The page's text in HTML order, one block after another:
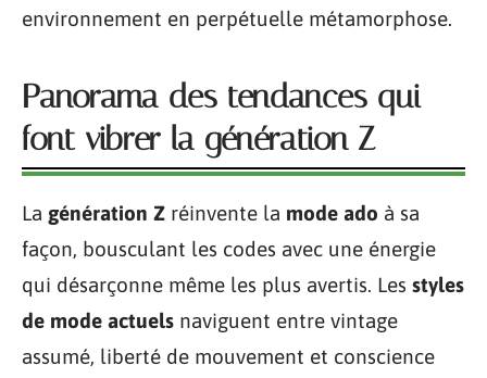
environnement en perpétuelle métamorphose.
Panorama des tendances qui
font vibrer la génération Z
La génération Z réinvente la mode ado à sa
façon, bousculant les codes avec une énergie
qui désarçonne même les plus avertis. Les styles
de mode actuels naviguent entre vintage
assumé, liberté de mouvement et conscience